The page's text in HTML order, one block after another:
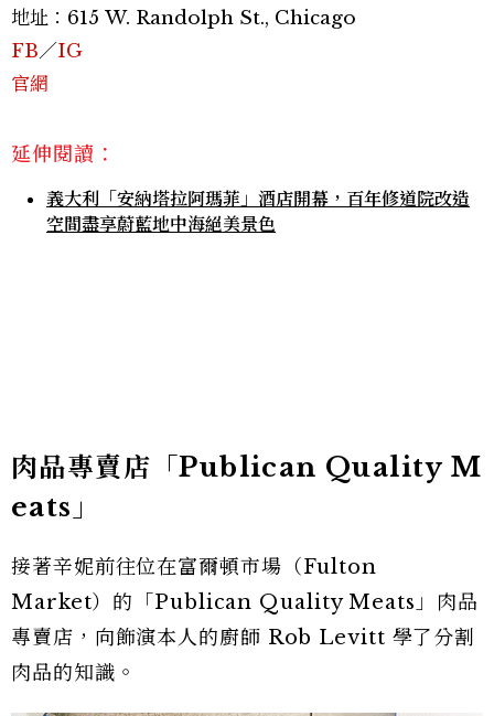
地址：615 W. Randolph St., Chicago
FB／IG
官網
延伸閱讀：
義大利「安納塔拉阿瑪菲」酒店開幕，百年修道院改造
空間盡享蔚藍地中海絕美景色
肉品專賣店「Publican Quality M
eats」
接著辛妮前往位在富爾頓市場（Fulton
Market）的「Publican Quality Meats」肉品
專賣店，向飾演本人的廚師 Rob Levitt 學了分割
肉品的知識。